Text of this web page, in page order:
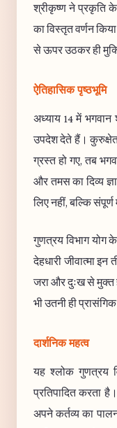
श्रीकृष्ण ने प्रकृति
का विस्तृत वर्णन
से ऊपर उठकर ही
ऐतिहासिक पृष्ठभूमि
अध्याय 14 में भगवान
उपदेश देते हैं।
ग्रस्त हो गए, तब
और तमस का दिव्य
लिए नहीं, बल्कि संपूर्ण
गुणत्रय विभाग योग
देहधारी जीवात्मा इन
जरा और दुःख से मुक्त
भी उतनी ही
दार्शनिक महत्व
यह श्लोक गुणत्रय
प्रतिपादित करता
अपने कर्तव्य का